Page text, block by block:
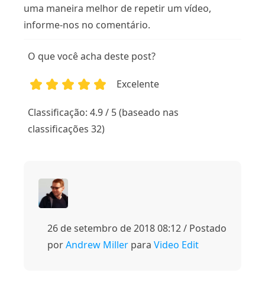
uma maneira melhor de repetir um vídeo,
informe-nos no comentário.
O que você acha deste post?
Excelente
Classificação: 4.9 / 5 (baseado nas
classificações 32)
26 de setembro de 2018 08:12 / Postado
porAndrew Miller para Video Edit